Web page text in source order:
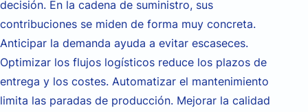
decisión. En la cadena de suministro, sus
contribuciones se miden de forma muy concreta.
Anticipar la demanda ayuda a evitar escaseces.
Optimizar los flujos logísticos reduce los plazos de
entrega y los costes. Automatizar el mantenimiento
limita las paradas de producción. Mejorar la calidad